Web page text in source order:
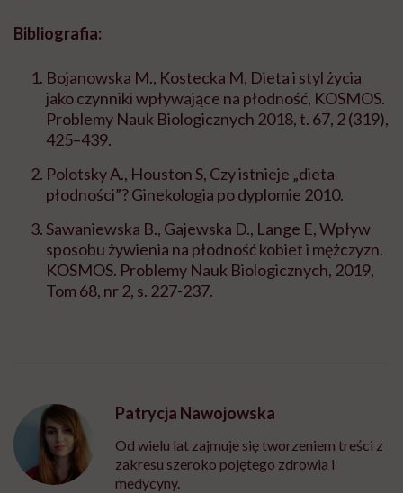
Bibliografia:
Bojanowska M., Kostecka M, Dieta i styl życia
jako czynniki wpływające na płodność, KOSMOS.
Problemy Nauk Biologicznych 2018, t. 67, 2 (319),
425–439.
Polotsky A., Houston S, Czy istnieje „dieta
płodności”? Ginekologia po dyplomie 2010.
Sawaniewska B., Gajewska D., Lange E, Wpływ
sposobu żywienia na płodność kobiet i mężczyzn.
KOSMOS. Problemy Nauk Biologicznych, 2019,
Tom 68, nr 2, s. 227-237.
Patrycja Nawojowska
Od wielu lat zajmuje się tworzeniem treści z
zakresu szeroko pojętego zdrowia i
medycyny.